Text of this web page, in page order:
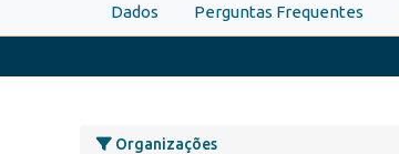
Dados Perguntas Frequentes
Organizações